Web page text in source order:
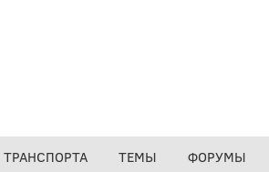
ТЕМЫ ФОРУМЫ